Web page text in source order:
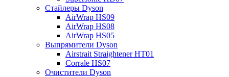
Стайлеры Dyson
AirWrap HS09
AirWrap HS08
AirWrap HS05
Выпрямители Dyson
Airstrait Straightener HT01
Corrale HS07
Очистители Dyson